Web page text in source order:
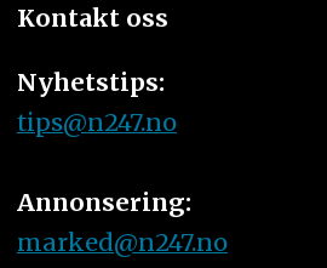
Kontakt oss
Nyhetstips:
tips@n247.no
Annonsering:
marked@n247.no